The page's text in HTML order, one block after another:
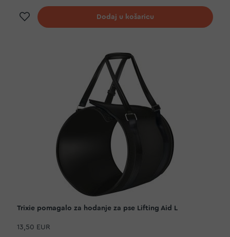
Dodaj na listu želja
Dodaj u košaricu
Trixie pomagalo za hodanje za pse Lifting Aid L
13,50 EUR